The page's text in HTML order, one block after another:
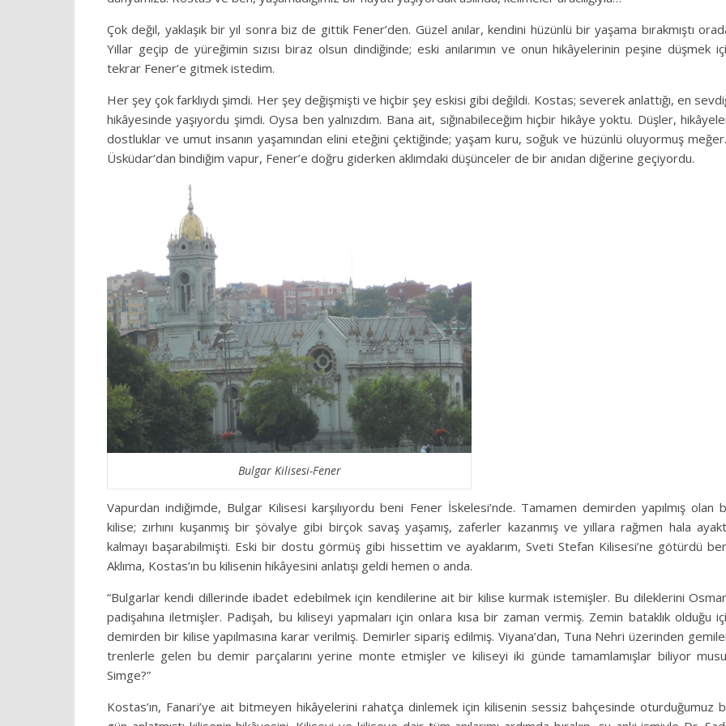
Çok değil, yaklaşık bir yıl sonra biz de gittik Fener’den. Güzel anılar, kendini hüzünlü bir yaşama bırakmıştı
Yıllar geçip de yüreğimin sızısı biraz olsun dindiğinde; eski anılarımın ve onun hikâyelerinin peşine düşmek
tekrar Fener’e gitmek istedim.
Her şey çok farklıydı şimdi. Her şey değişmişti ve hiçbir şey eskisi gibi değildi. Kostas; severek anlattığı, en
hikâyesinde yaşıyordu şimdi. Oysa ben yalnızdım. Bana ait, sığınabileceğim hiçbir hikâye yoktu. Düşler,
dostluklar ve umut insanın yaşamından elini eteğini çektiğinde; yaşam kuru, soğuk ve hüzünlü oluyormuş
Üsküdar’dan bindiğim vapur, Fener’e doğru giderken aklımdaki düşünceler de bir anıdan diğerine geçiyordu.
Bulgar Kilisesi-Fener
Vapurdan indiğimde, Bulgar Kilisesi karşılıyordu beni Fener İskelesi’nde. Tamamen demirden yapılmış olan
kilise; zırhını kuşanmış bir şövalye gibi birçok savaş yaşamış, zaferler kazanmış ve yıllara rağmen hala
kalmayı başarabilmişti. Eski bir dostu görmüş gibi hissettim ve ayaklarım, Sveti Stefan Kilisesi’ne götürdü
Aklıma, Kostas’ın bu kilisenin hikâyesini anlatışı geldi hemen o anda.
“Bulgarlar kendi dillerinde ibadet edebilmek için kendilerine ait bir kilise kurmak istemişler. Bu dileklerini
padişahına iletmişler. Padişah, bu kiliseyi yapmaları için onlara kısa bir zaman vermiş. Zemin bataklık olduğu
demirden bir kilise yapılmasına karar verilmiş. Demirler sipariş edilmiş. Viyana’dan, Tuna Nehri üzerinden
trenlerle gelen bu demir parçalarını yerine monte etmişler ve kiliseyi iki günde tamamlamışlar biliyor
Simge?”
Kostas’ın, Fanari’ye ait bitmeyen hikâyelerini rahatça dinlemek için kilisenin sessiz bahçesinde oturduğumuz